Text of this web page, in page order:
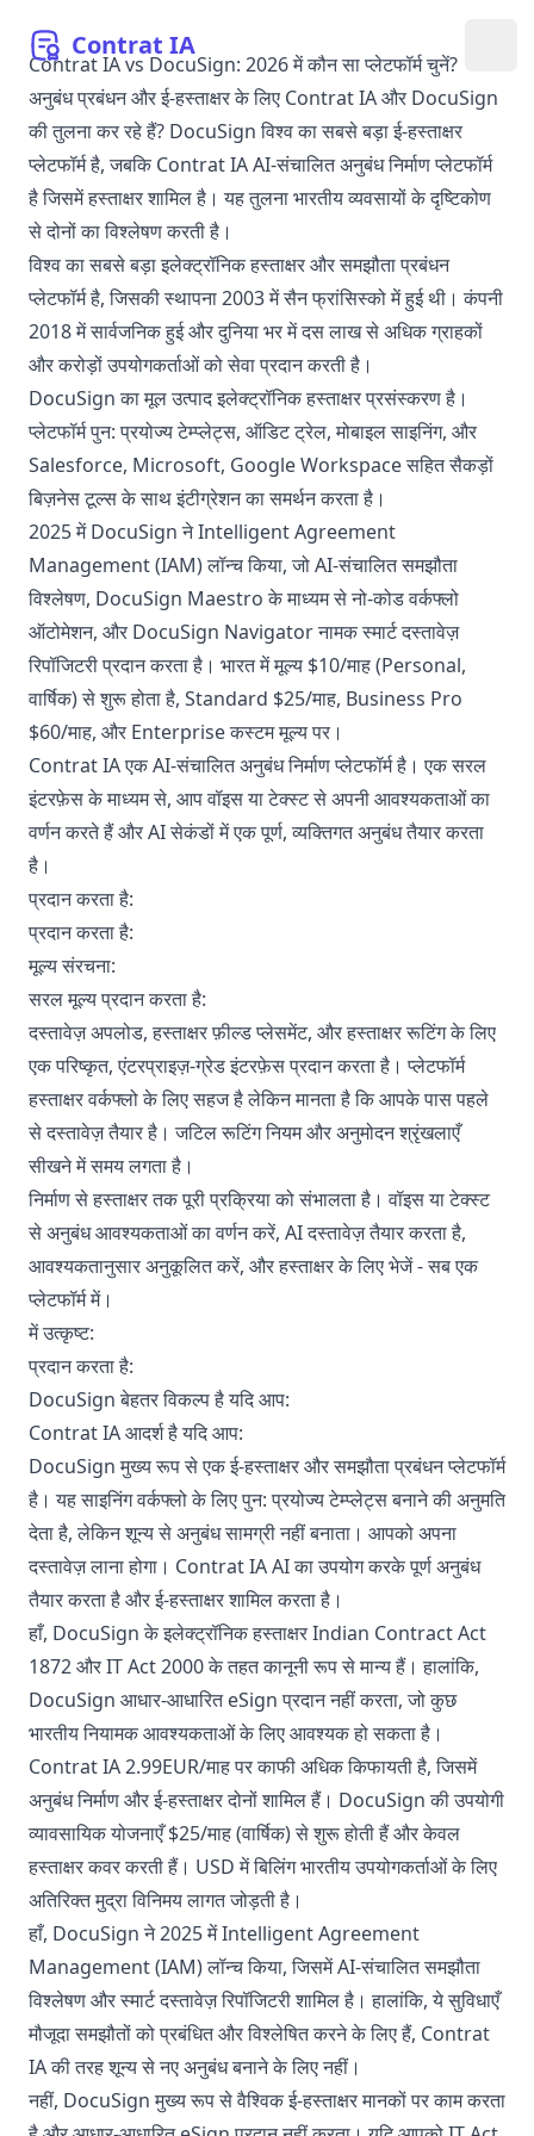
Contrat IA
Contrat IA vs DocuSign: 2026 में कौन सा प्लेटफॉर्म चुनें?
अनुबंध प्रबंधन और ई-हस्ताक्षर के लिए Contrat IA और DocuSign
की तुलना कर रहे हैं? DocuSign विश्व का सबसे बड़ा ई-हस्ताक्षर
प्लेटफॉर्म है, जबकि Contrat IA AI-संचालित अनुबंध निर्माण प्लेटफॉर्म
है जिसमें हस्ताक्षर शामिल है। यह तुलना भारतीय व्यवसायों के दृष्टिकोण
से दोनों का विश्लेषण करती है।
विश्व का सबसे बड़ा इलेक्ट्रॉनिक हस्ताक्षर और समझौता प्रबंधन
प्लेटफॉर्म है, जिसकी स्थापना 2003 में सैन फ्रांसिस्को में हुई थी। कंपनी
2018 में सार्वजनिक हुई और दुनिया भर में दस लाख से अधिक ग्राहकों
और करोड़ों उपयोगकर्ताओं को सेवा प्रदान करती है।
DocuSign का मूल उत्पाद इलेक्ट्रॉनिक हस्ताक्षर प्रसंस्करण है।
प्लेटफॉर्म पुन: प्रयोज्य टेम्प्लेट्स, ऑडिट ट्रेल, मोबाइल साइनिंग, और
Salesforce, Microsoft, Google Workspace सहित सैकड़ों
बिज़नेस टूल्स के साथ इंटीग्रेशन का समर्थन करता है।
2025 में DocuSign ने Intelligent Agreement
Management (IAM) लॉन्च किया, जो AI-संचालित समझौता
विश्लेषण, DocuSign Maestro के माध्यम से नो-कोड वर्कफ्लो
ऑटोमेशन, और DocuSign Navigator नामक स्मार्ट दस्तावेज़
रिपॉजिटरी प्रदान करता है। भारत में मूल्य $10/माह (Personal,
वार्षिक) से शुरू होता है, Standard $25/माह, Business Pro
$60/माह, और Enterprise कस्टम मूल्य पर।
Contrat IA एक AI-संचालित अनुबंध निर्माण प्लेटफॉर्म है। एक सरल
इंटरफ़ेस के माध्यम से, आप वॉइस या टेक्स्ट से अपनी आवश्यकताओं का
वर्णन करते हैं और AI सेकंडों में एक पूर्ण, व्यक्तिगत अनुबंध तैयार करता
है।
प्रदान करता है:
प्रदान करता है:
मूल्य संरचना:
सरल मूल्य प्रदान करता है:
दस्तावेज़ अपलोड, हस्ताक्षर फ़ील्ड प्लेसमेंट, और हस्ताक्षर रूटिंग के लिए
एक परिष्कृत, एंटरप्राइज़-ग्रेड इंटरफ़ेस प्रदान करता है। प्लेटफॉर्म
हस्ताक्षर वर्कफ्लो के लिए सहज है लेकिन मानता है कि आपके पास पहले
से दस्तावेज़ तैयार है। जटिल रूटिंग नियम और अनुमोदन श्रृंखलाएँ
सीखने में समय लगता है।
निर्माण से हस्ताक्षर तक पूरी प्रक्रिया को संभालता है। वॉइस या टेक्स्ट
से अनुबंध आवश्यकताओं का वर्णन करें, AI दस्तावेज़ तैयार करता है,
आवश्यकतानुसार अनुकूलित करें, और हस्ताक्षर के लिए भेजें - सब एक
प्लेटफॉर्म में।
में उत्कृष्ट:
प्रदान करता है:
DocuSign बेहतर विकल्प है यदि आप:
Contrat IA आदर्श है यदि आप:
DocuSign मुख्य रूप से एक ई-हस्ताक्षर और समझौता प्रबंधन प्लेटफॉर्म
है। यह साइनिंग वर्कफ्लो के लिए पुन: प्रयोज्य टेम्प्लेट्स बनाने की अनुमति
देता है, लेकिन शून्य से अनुबंध सामग्री नहीं बनाता। आपको अपना
दस्तावेज़ लाना होगा। Contrat IA AI का उपयोग करके पूर्ण अनुबंध
तैयार करता है और ई-हस्ताक्षर शामिल करता है।
हाँ, DocuSign के इलेक्ट्रॉनिक हस्ताक्षर Indian Contract Act
1872 और IT Act 2000 के तहत कानूनी रूप से मान्य हैं। हालांकि,
DocuSign आधार-आधारित eSign प्रदान नहीं करता, जो कुछ
भारतीय नियामक आवश्यकताओं के लिए आवश्यक हो सकता है।
Contrat IA 2.99EUR/माह पर काफी अधिक किफायती है, जिसमें
अनुबंध निर्माण और ई-हस्ताक्षर दोनों शामिल हैं। DocuSign की उपयोगी
व्यावसायिक योजनाएँ $25/माह (वार्षिक) से शुरू होती हैं और केवल
हस्ताक्षर कवर करती हैं। USD में बिलिंग भारतीय उपयोगकर्ताओं के लिए
अतिरिक्त मुद्रा विनिमय लागत जोड़ती है।
हाँ, DocuSign ने 2025 में Intelligent Agreement
Management (IAM) लॉन्च किया, जिसमें AI-संचालित समझौता
विश्लेषण और स्मार्ट दस्तावेज़ रिपॉजिटरी शामिल है। हालांकि, ये सुविधाएँ
मौजूदा समझौतों को प्रबंधित और विश्लेषित करने के लिए हैं, Contrat
IA की तरह शून्य से नए अनुबंध बनाने के लिए नहीं।
नहीं, DocuSign मुख्य रूप से वैश्विक ई-हस्ताक्षर मानकों पर काम करता